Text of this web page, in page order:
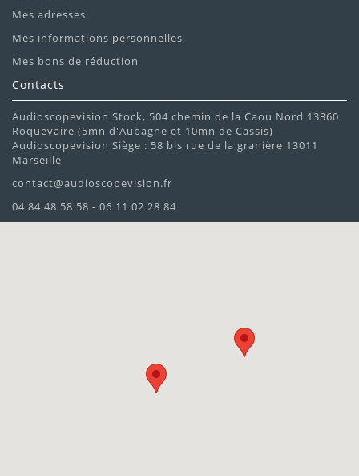
Mes adresses
Mes informations personnelles
Mes bons de réduction
Contacts
Audioscopevision Stock, 504 chemin de la Caou Nord 13360
Roquevaire (5mn d'Aubagne et 10mn de Cassis) -
Audioscopevision Siège : 58 bis rue de la granière 13011
Marseille
contact@audioscopevision.fr
04 84 48 58 58 - 06 11 02 28 84